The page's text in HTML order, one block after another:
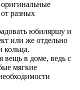
разных
юбиляршу и
или же отдельно
кольца.
вещь в доме, ведь с
мягкие